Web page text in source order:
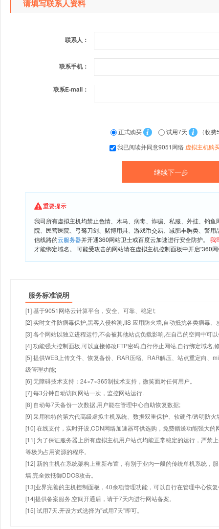
请填写联系人资料
联系人：
联系手机：
联系E-mail：
正式购买 试用7天
（收费
我已阅读并同意9051网络 虚拟主机购
重要提示
我司所有虚拟主机均禁止色情、木马、病毒、诈骗、私服、外挂、钓
院、民营医院、弓驽刀剑、赌博用具、游戏币交易、减肥丰胸类、警
信线路的云服务器并开通360网站卫士或百度云加速进行安全防护。 我
才能绑定域名。 可能受攻击的网站请在虚拟主机控制面板中开启“360
服务标准说明
[1] 基于9051网络云计算平台，安全、可靠、稳定!;
[2] 实时文件防病毒保护,黑客入侵检测,IIS 应用防火墙,自动抵抗各类病毒、
[3] 各个网站以独立进程运行,不会被其他站点负载影响,在自己的空间中可
[4] 功能强大控制面板,可以直接修改FTP密码,自行停止网站,自行绑定域名,
[5] 提供WEB上传文件、恢复备份、RAR压缩、RAR解压、站点重定向、
级管理功能;
[6] 无障碍技术支持：24×7×365制技术支持，微笑面对任何用户。
[7] 每3分钟自动访问网站一次，监控网站运行.
[8] 自动每7天备份一次数据,用户能在管理中心自助恢复数据;
[9] 采用独特的第六代高级虚拟主机系统、数据双重保护、软硬件/透明防火
[10] 在线支付，实时开设,CDN网络加速器可供选购，免费赠送功能强大
[11] 为了保证服务器上所有虚拟主机用户站点均能正常稳定的运行，严禁
等极为占用资源的程序。
[12] 新的主机在系统架构上重新布置，有别于业内一般的传统单机系统，
墙,完全效抵御DDOS攻击。
[13]业界完善的主机控制面板，40余项管理功能，可以自行在管理中心恢
[14]提供备案服务,空间开通后，请于7天内进行网站备案。
[15] 试用7天.开设方式选择为"试用7天"即可。